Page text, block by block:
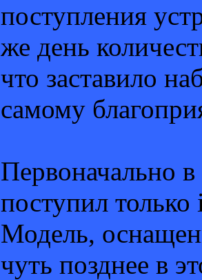
поступления
же день
что заставило
самому
Первоначально
поступил
Модель,
чуть позднее в